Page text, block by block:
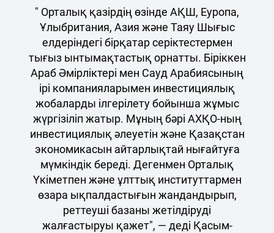
" Орталық қазірдің өзінде АҚШ, Еуропа,
Ұлыбритания, Азия және Таяу Шығыс
елдеріндегі бірқатар серіктестермен
тығыз ынтымақтастық орнатты. Біріккен
Араб Әмірліктері мен Сауд Арабиясының
ірі компанияларымен инвестициялық
жобаларды ілгерілету бойынша жұмыс
жүргізіліп жатыр. Мұның бәрі АХҚО-ның
инвестициялық әлеуетін және Қазақстан
экономикасын айтарлықтай нығайтуға
мүмкіндік береді. Дегенмен Орталық
Үкіметпен және ұлттық институттармен
өзара ықпалдастығын жандандырып,
реттеуші базаны жетілдіруді
жалғастыруы қажет", — деді Қасым-